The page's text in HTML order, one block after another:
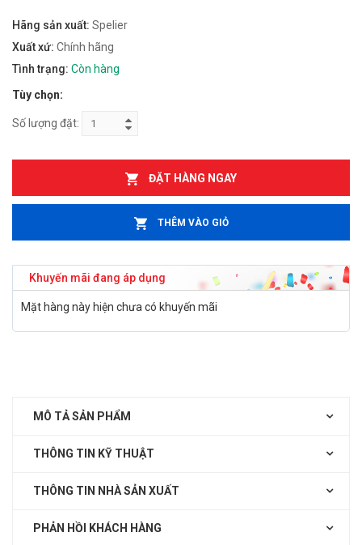
Hãng sản xuất: Spelier
Xuất xứ: Chính hãng
Tình trạng: Còn hàng
Tùy chọn:
Số lượng đặt:
ĐẶT HÀNG NGAY
THÊM VÀO GIỎ
Khuyến mãi đang áp dụng
Mặt hàng này hiện chưa có khuyến mãi
MÔ TẢ SẢN PHẨM
THÔNG TIN KỸ THUẬT
THÔNG TIN NHÀ SẢN XUẤT
PHẢN HỒI KHÁCH HÀNG